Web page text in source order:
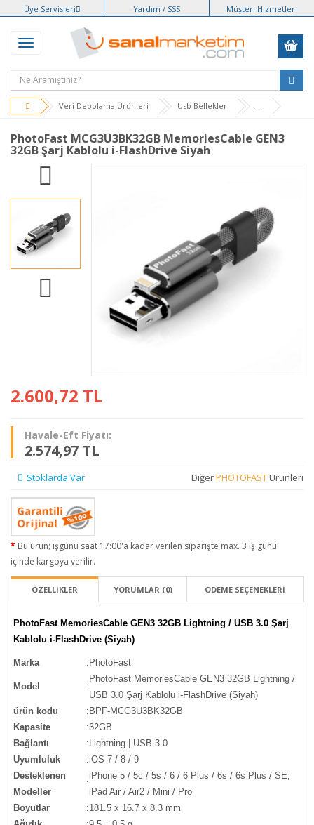
Üye Servisleri Yardım / SSS Müşteri Hizmetleri
Veri Depolama Ürünleri Usb Bellekler
PhotoFast MCG3U3BK32GB MemoriesCable GEN3
32GB Şarj Kablolu i-FlashDrive Siyah
2.600,72 TL
Havale-Eft Fiyatı:
2.574,97 TL
Stoklarda Var DiğerPHOTOFASTÜrünleri
Bu ürün; işgünü saat 17:00'a kadar verilen siparişte max. 3 iş günü
içinde kargoya verilir.
ÖZELLİKLER YORUMLAR (0) ÖDEME SEÇENEKLERI
PhotoFast MemoriesCable GEN3 32GB Lightning / USB 3.0 Şarj
Kablolu i-FlashDrive (Siyah)
Marka :PhotoFast
Model :
PhotoFast MemoriesCable GEN3 32GB Lightning /
USB 3.0 Şarj Kablolu i-FlashDrive (Siyah)
ürün kodu
:BPF-MCG3U3BK32GB
Kapasite
:32GB
Bağlantı
:Lightning | USB 3.0
Uyumluluk
:iOS 7 / 8 / 9
Desteklenen
Modeller
:
iPhone 5 / 5c / 5s / 6 / 6 Plus / 6s / 6s Plus / SE,
iPad Air / Air2 / Mini / Pro
Boyutlar
:181.5 x 16.7 x 8.3 mm